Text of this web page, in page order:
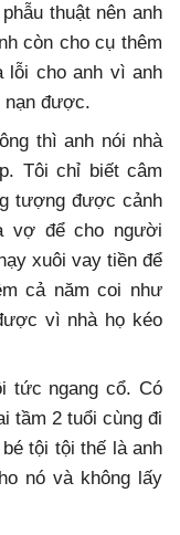
thuật nên anh
còn cho cụ thêm
lỗi cho anh vì anh
nạn được.
thì anh nói nhà
Tôi chỉ biết câm
tượng được cảnh
vợ để cho người
xuôi vay tiền để
cả năm coi như
vì nhà họ kéo
tức ngang cổ. Có
tầm 2 tuổi cùng đi
tội tội thế là anh
nó và không lấy